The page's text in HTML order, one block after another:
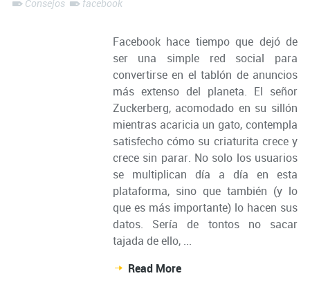
Consejos
facebook
Facebook hace tiempo que dejó de
ser una simple red social para
convertirse en el tablón de anuncios
más extenso del planeta. El señor
Zuckerberg, acomodado en su sillón
mientras acaricia un gato, contempla
satisfecho cómo su criaturita crece y
crece sin parar. No solo los usuarios
se multiplican día a día en esta
plataforma, sino que también (y lo
que es más importante) lo hacen sus
datos. Sería de tontos no sacar
tajada de ello, ...
Read More